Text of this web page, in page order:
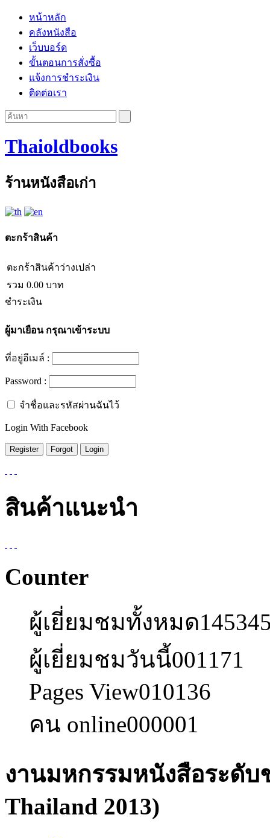
หน้าหลัก
คลังหนังสือ
เว็บบอร์ด
ขั้นตอนการสั่งซื้อ
แจ้งการชำระเงิน
ติดต่อเรา
Thaioldbooks
ร้านหนังสือเก่า
ตะกร้าสินค้า
ตะกร้าสินค้าว่างเปล่า
รวม 0.00 บาท
ชำระเงิน
ผู้มาเยือนกรุณาเข้าระบบ
ที่อยู่อีเมล์ :
Password :
จำชื่อและรหัสผ่านฉันไว้
Login With Facebook
สินค้าแนะนำ
Counter
ผู้เยี่ยมชมทั้งหมด
ผู้เยี่ยมชมวันนี้001171
Pages View010136
คน online000001
งานมหกรรมหนังสือระดับ
Thailand 2013)